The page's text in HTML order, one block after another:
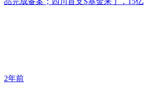
2年前